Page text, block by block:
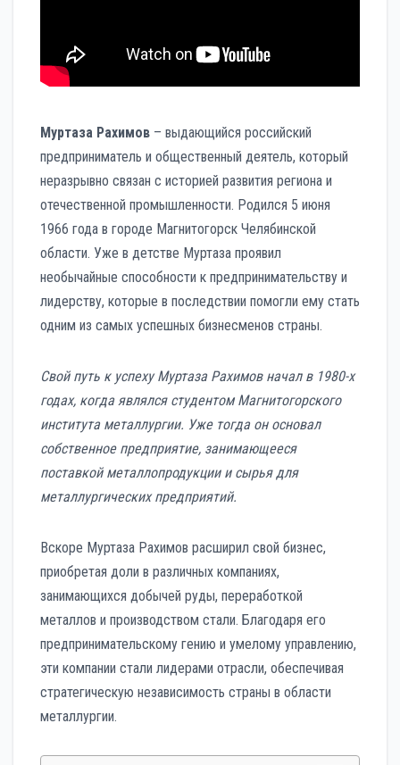
Муртаза Рахимов – выдающийся российский
предприниматель и общественный деятель, который
неразрывно связан с историей развития региона и
отечественной промышленности. Родился 5 июня
1966 года в городе Магнитогорск Челябинской
области. Уже в детстве Муртаза проявил
необычайные способности к предпринимательству и
лидерству, которые в последствии помогли ему стать
одним из самых успешных бизнесменов страны.
Свой путь к успеху Муртаза Рахимов начал в 1980-х
годах, когда являлся студентом Магнитогорского
института металлургии. Уже тогда он основал
собственное предприятие, занимающееся
поставкой металлопродукции и сырья для
металлургических предприятий.
Вскоре Муртаза Рахимов расширил свой бизнес,
приобретая доли в различных компаниях,
занимающихся добычей руды, переработкой
металлов и производством стали. Благодаря его
предпринимательскому гению и умелому управлению,
эти компании стали лидерами отрасли, обеспечивая
стратегическую независимость страны в области
металлургии.